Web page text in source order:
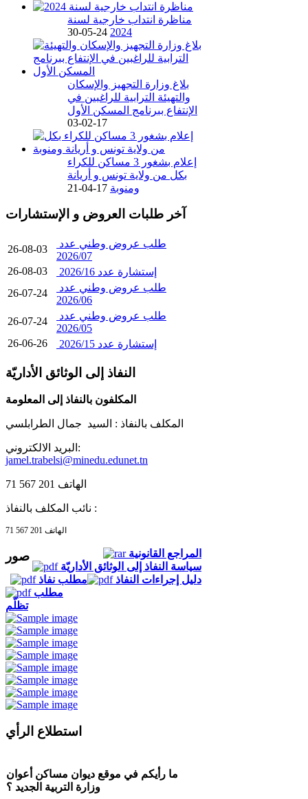
مناظرة انتداب خارجية لسنة
2024
24-05-30
بلاغ وزارة التجهيز والإسكان
والتهيئة الترابية للراغبين في
الإنتفاع ببرنامج المسكن الأول
17-02-03
إعلام بشغور 3 مساكن للكراء
بكل من ولاية تونس و أريانة
ومنوبة 17-04-21
آخر طلبات العروض و الإستشارات
26-08-03
2026/07
26-08-03
إستشارة عدد 2026/16
26-07-24
2026/06
26-07-24
2026/05
26-06-26
إستشارة عدد 2026/15
النفاذ إلى الوثائق الأداريّة
المكلفون بالنفاذ إلى المعلومة
المكلف بالنفاذ : السيد جمال الطرابلسي
البريد الالكتروني:
jamel.trabelsi@minedu.edunet.tn
نائب المكلف بالنفاذ :
المراجع القانونية
سياسة النفاذ إلى الوثائق الأداريّة
دليل إجراءات النفاذ
مطلب نفاذ
مطلب
تظلّم
صور
استطلاع الرأي
ما رأيكم في موقع ديوان مساكن أعوان
وزارة التربية الجديد ؟